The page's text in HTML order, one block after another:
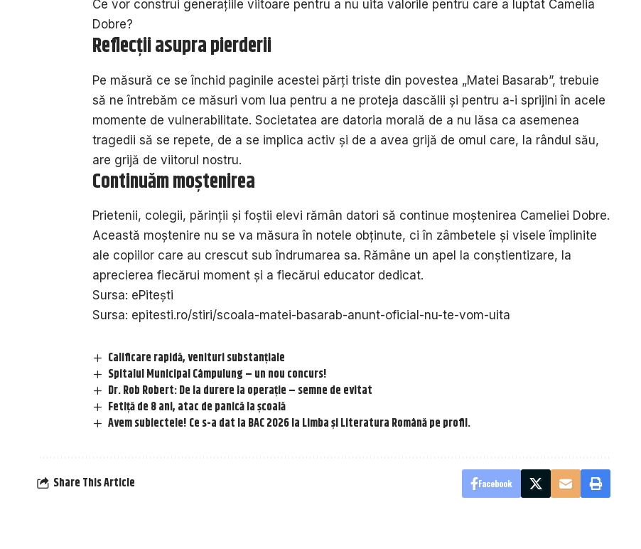
Ce vor construi generațiile viitoare pentru a nu uita valorile pentru care a luptat Camelia
Dobre?
Reflecții asupra pierderii
Pe măsură ce se închid paginile acestei părți triste din povestea „Matei Basarab”, trebuie
să ne întrebăm ce măsuri vom lua pentru a ne proteja dascălii și pentru a-i sprijini în acele
momente de vulnerabilitate. Societatea are datoria morală de a nu lăsa ca asemenea
tragedii să se repete, de a se implica activ și de a avea grijă de omul care, la rândul său,
are grijă de viitorul nostru.
Continuăm moștenirea
Prietenii, colegii, părinții și foștii elevi rămân datori să continue moștenirea Cameliei Dobre.
Această moștenire nu se va măsura în notele obținute, ci în zâmbetele și visele împlinite
ale copiilor care au crescut sub îndrumarea sa. Rămâne un apel la conștientizare, la
aprecierea fiecărui moment și a fiecărui educator dedicat.
Sursa: ePitești
Sursa: epitesti.ro/stiri/scoala-matei-basarab-anunt-oficial-nu-te-vom-uita
Calificare rapidă, venituri substanțiale
Spitalul Municipal Câmpulung – un nou concurs!
Dr. Rob Robert: De la durere la operație – semne de evitat
Fetiță de 8 ani, atac de panică la școală
Avem subiectele! Ce s-a dat la BAC 2026 la Limba și Literatura Română pe profil.
Share This Article Facebook